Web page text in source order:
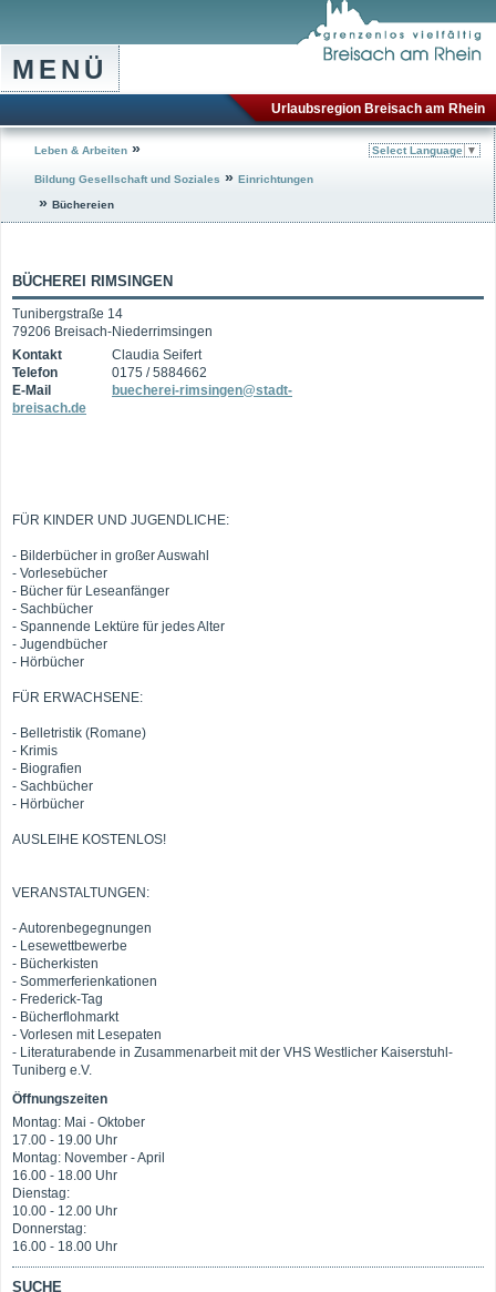
MENÜ
Urlaubsregion Breisach am Rhein
Leben & Arbeiten »
Bildung Gesellschaft und Soziales » Einrichtungen
» Büchereien
Select Language ▼
BÜCHEREI RIMSINGEN
Tunibergstraße 14
79206 Breisach-Niederrimsingen
Kontakt
Claudia Seifert
Telefon
0175 / 5884662
E-Mail
buecherei-rimsingen@stadt-
breisach.de
FÜR KINDER UND JUGENDLICHE:
- Bilderbücher in großer Auswahl
- Vorlesebücher
- Bücher für Leseanfänger
- Sachbücher
- Spannende Lektüre für jedes Alter
- Jugendbücher
- Hörbücher
FÜR ERWACHSENE:
- Belletristik (Romane)
- Krimis
- Biografien
- Sachbücher
- Hörbücher
AUSLEIHE KOSTENLOS!
VERANSTALTUNGEN:
- Autorenbegegnungen
- Lesewettbewerbe
- Bücherkisten
- Sommerferienkationen
- Frederick-Tag
- Bücherflohmarkt
- Vorlesen mit Lesepaten
- Literaturabende in Zusammenarbeit mit der VHS Westlicher Kaiserstuhl-
Tuniberg e.V.
Öffnungszeiten
Montag: Mai - Oktober
17.00 - 19.00 Uhr
Montag: November - April
16.00 - 18.00 Uhr
Dienstag:
10.00 - 12.00 Uhr
Donnerstag:
16.00 - 18.00 Uhr
SUCHE